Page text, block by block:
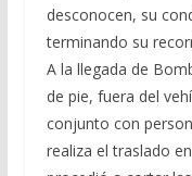
desconocen, su
terminando su
A la llegada de
de pie, fuera del
conjunto con
realiza el traslado